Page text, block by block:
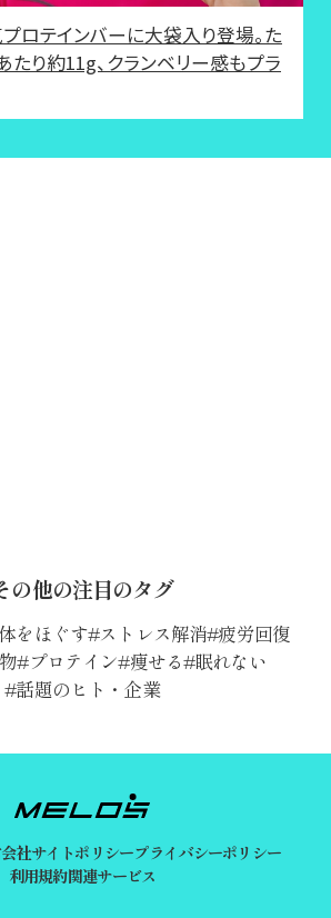
ロテインバーに大袋入り登場。た
たり約11g、クランベリー感もプラ
の他の注目のタグ
をほぐす ストレス解消 疲労回復
プロテイン 痩せる 眠れない
話題のヒト・企業
社サイトポリシープライバシーポリシー
利用規約関連サービス